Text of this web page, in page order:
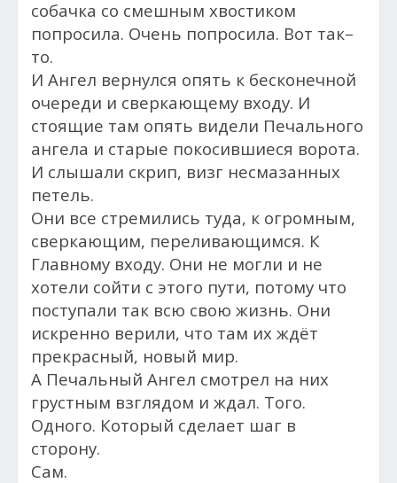
собачка со смешным хвостиком
попросила. Очень попросила. Вот так–
то.
И Ангел вернулся опять к бесконечной
очереди и сверкающему входу. И
стоящие там опять видели Печального
ангела и старые покосившиеся ворота.
И слышали скрип, визг несмазанных
петель.
Они все стремились туда, к огромным,
сверкающим, переливающимся. К
Главному входу. Они не могли и не
хотели сойти с этого пути, потому что
поступали так всю свою жизнь. Они
искренно верили, что там их ждёт
прекрасный, новый мир.
А Печальный Ангел смотрел на них
грустным взглядом и ждал. Того.
Одного. Который сделает шаг в
сторону.
Сам.